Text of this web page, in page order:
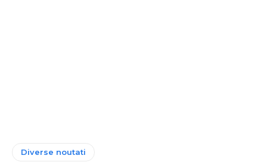
Diverse noutati